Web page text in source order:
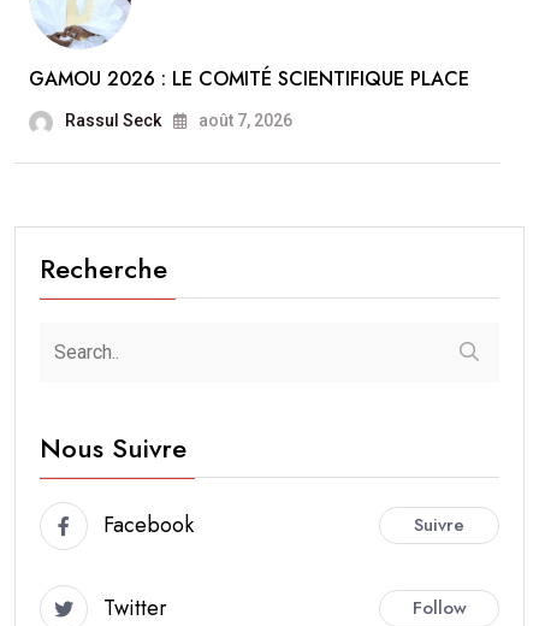
GAMOU 2026 : LE COMITÉ SCIENTIFIQUE PLACE
Rassul Seck août 7, 2026
Recherche
Nous Suivre
Facebook Suivre
Twitter Follow